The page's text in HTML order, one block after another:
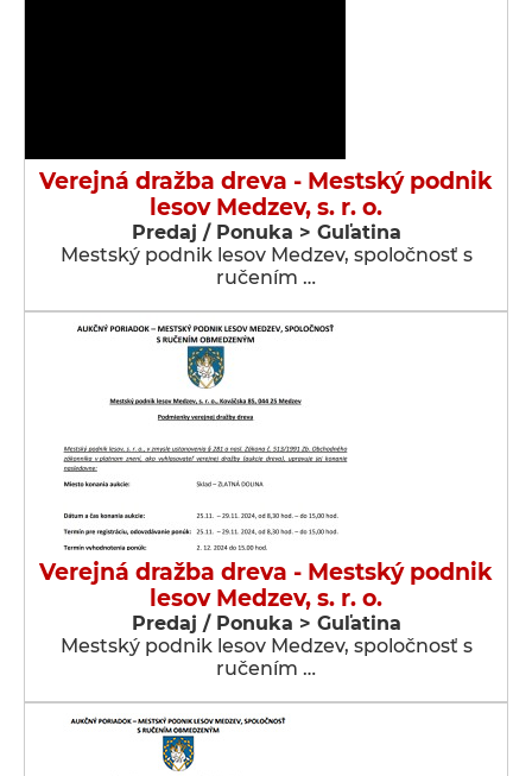
Verejná dražba dreva - Mestský podnik
lesov Medzev, s. r. o.
Predaj / Ponuka > Guľatina
Mestský podnik lesov Medzev, spoločnosť s
ručením …
Verejná dražba dreva - Mestský podnik
lesov Medzev, s. r. o.
Predaj / Ponuka > Guľatina
Mestský podnik lesov Medzev, spoločnosť s
ručením …